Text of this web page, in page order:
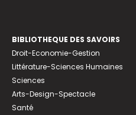
BIBLIOTHEQUE DES SAVOIRS
Droit-Economie-Gestion
Littérature-Sciences Humaines
Sciences
Arts-Design-Spectacle
Santé